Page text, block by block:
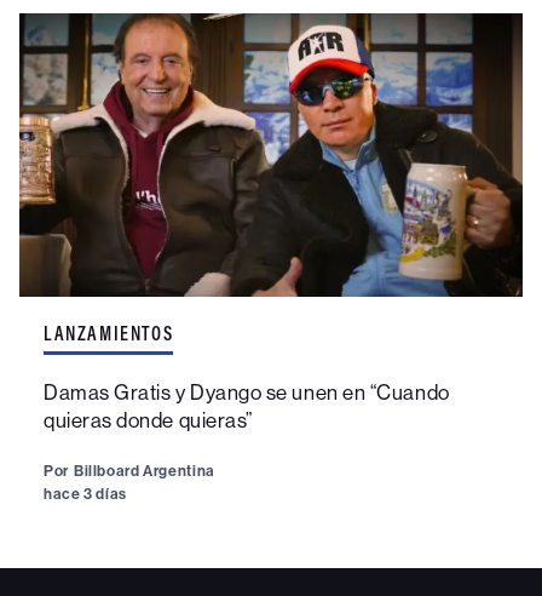
LANZAMIENTOS
Damas Gratis y Dyango se unen en “Cuando
quieras donde quieras”
Por Billboard Argentina
hace 3 días